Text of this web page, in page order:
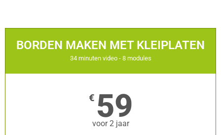
BORDEN MAKEN MET KLEIPLATEN
34 minuten video - 8 modules
€ 59
voor 2 jaar